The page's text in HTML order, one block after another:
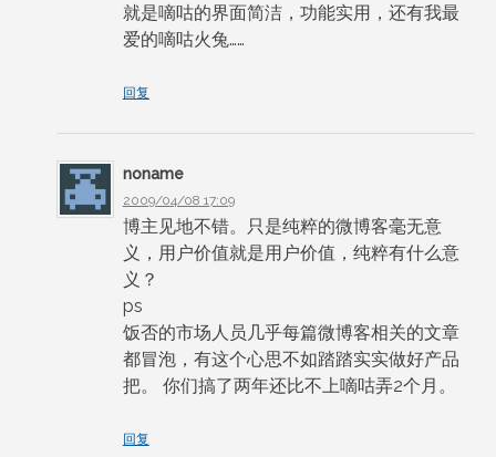
就是嘀咕的界面简洁，功能实用，还有我最
爱的嘀咕火兔……
回复
noname
2009/04/08 17:09
博主见地不错。只是纯粹的微博客毫无意
义，用户价值就是用户价值，纯粹有什么意
义？
ps
饭否的市场人员几乎每篇微博客相关的文章
都冒泡，有这个心思不如踏踏实实做好产品
把。 你们搞了两年还比不上嘀咕弄2个月。
回复